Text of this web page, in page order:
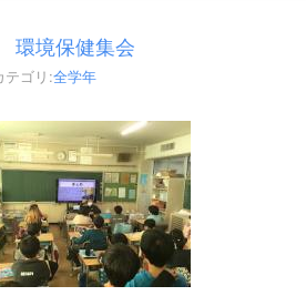
境保健集会
ゴリ:全学年